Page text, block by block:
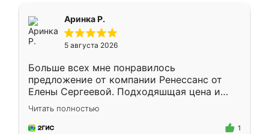
Аринка Р.
5 августа 2026
Больше всех мне понравилось
предложение от компании Ренессанс от
Елены Сергеевой. Подходяшщая цена и
короткие сроки изготовления. Приехавший
для замера сотрудник Владислав
предложил по моему эскизу самый
Читать полностью
1